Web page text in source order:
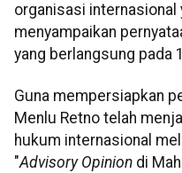
organisasi
menyampaikan
yang berlangsung pada
Guna mempersiapkan
Menlu Retno telah
hukum internasional
"Advisory Opinion di